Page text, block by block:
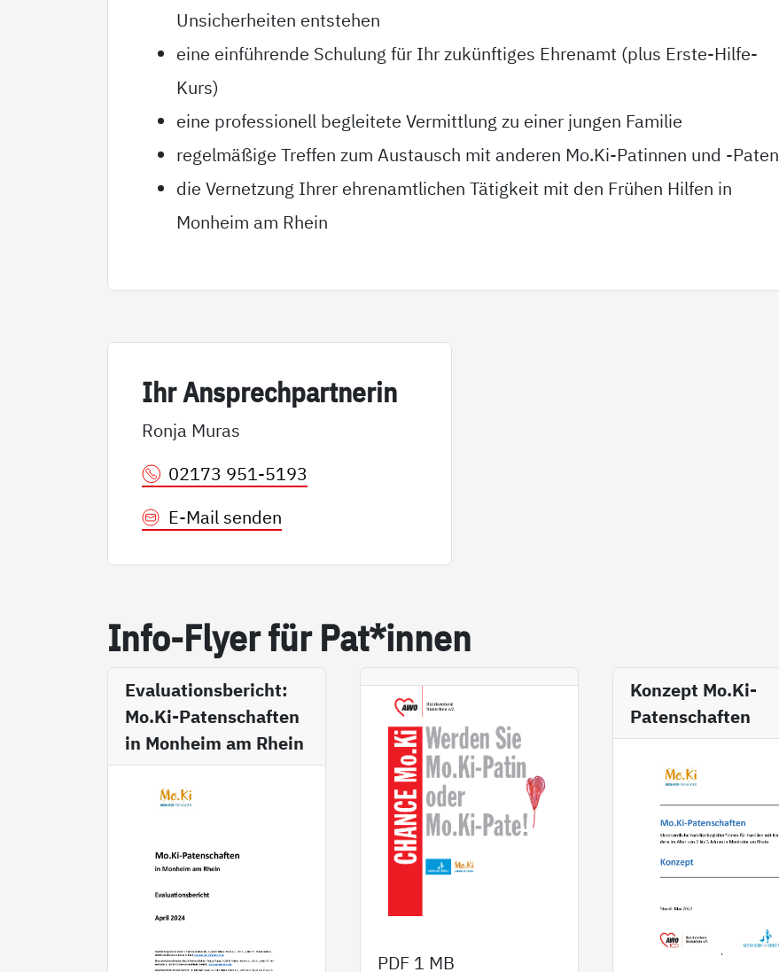
Unsicherheiten entstehen
eine einführende Schulung für Ihr zukünftiges Ehrenamt (plus Erste-Hilfe-
Kurs)
eine professionell begleitete Vermittlung zu einer jungen Familie
regelmäßige Treffen zum Austausch mit anderen Mo.Ki-Patinnen und -Paten
die Vernetzung Ihrer ehrenamtlichen Tätigkeit mit den Frühen Hilfen in
Monheim am Rhein
Ihr An­sp­rech­part­ne­rin
Ronja Muras
02173 951-5193
E-Mail senden
In­fo-Fly­er für Pat*in­nen
Evaluationsbericht:
Mo.Ki-Patenschaften
in Monheim am Rhein
PDF 1 MB
Konzept Mo.Ki-
Patenschaften